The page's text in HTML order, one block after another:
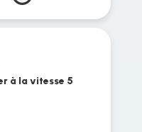
à la vitesse 5